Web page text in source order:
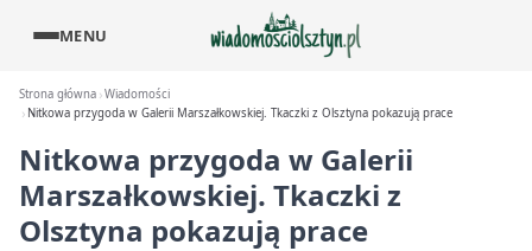
MENU
Strona główna Wiadomości
Nitkowa przygoda w Galerii Marszałkowskiej. Tkaczki z Olsztyna pokazują prace
Nitkowa przygoda w Galerii
Marszałkowskiej. Tkaczki z
Olsztyna pokazują prace